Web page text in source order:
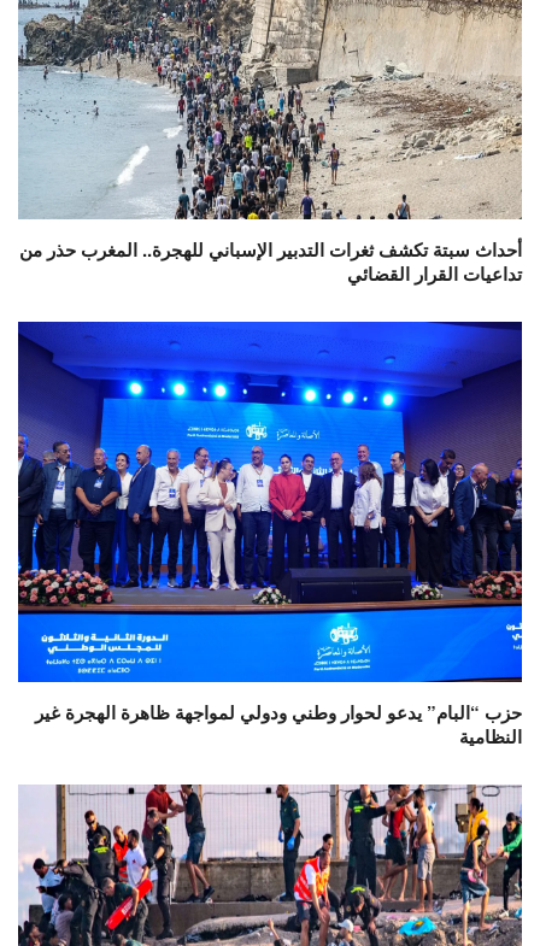
أحداث سبتة تكشف ثغرات التدبير الإسباني للهجرة.. المغرب حذر من
تداعيات القرار القضائي
حزب “البام” يدعو لحوار وطني ودولي لمواجهة ظاهرة الهجرة غير
النظامية